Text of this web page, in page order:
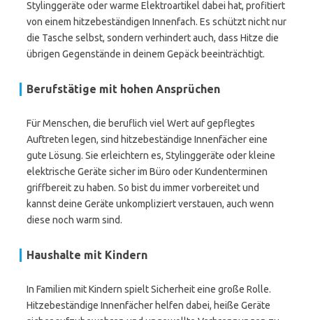
Stylinggeräte oder warme Elektroartikel dabei hat, profitiert
von einem hitzebeständigen Innenfach. Es schützt nicht nur
die Tasche selbst, sondern verhindert auch, dass Hitze die
übrigen Gegenstände in deinem Gepäck beeinträchtigt.
Berufstätige mit hohen Ansprüchen
Für Menschen, die beruflich viel Wert auf gepflegtes
Auftreten legen, sind hitzebeständige Innenfächer eine
gute Lösung. Sie erleichtern es, Stylinggeräte oder kleine
elektrische Geräte sicher im Büro oder Kundenterminen
griffbereit zu haben. So bist du immer vorbereitet und
kannst deine Geräte unkompliziert verstauen, auch wenn
diese noch warm sind.
Haushalte mit Kindern
In Familien mit Kindern spielt Sicherheit eine große Rolle.
Hitzebeständige Innenfächer helfen dabei, heiße Geräte